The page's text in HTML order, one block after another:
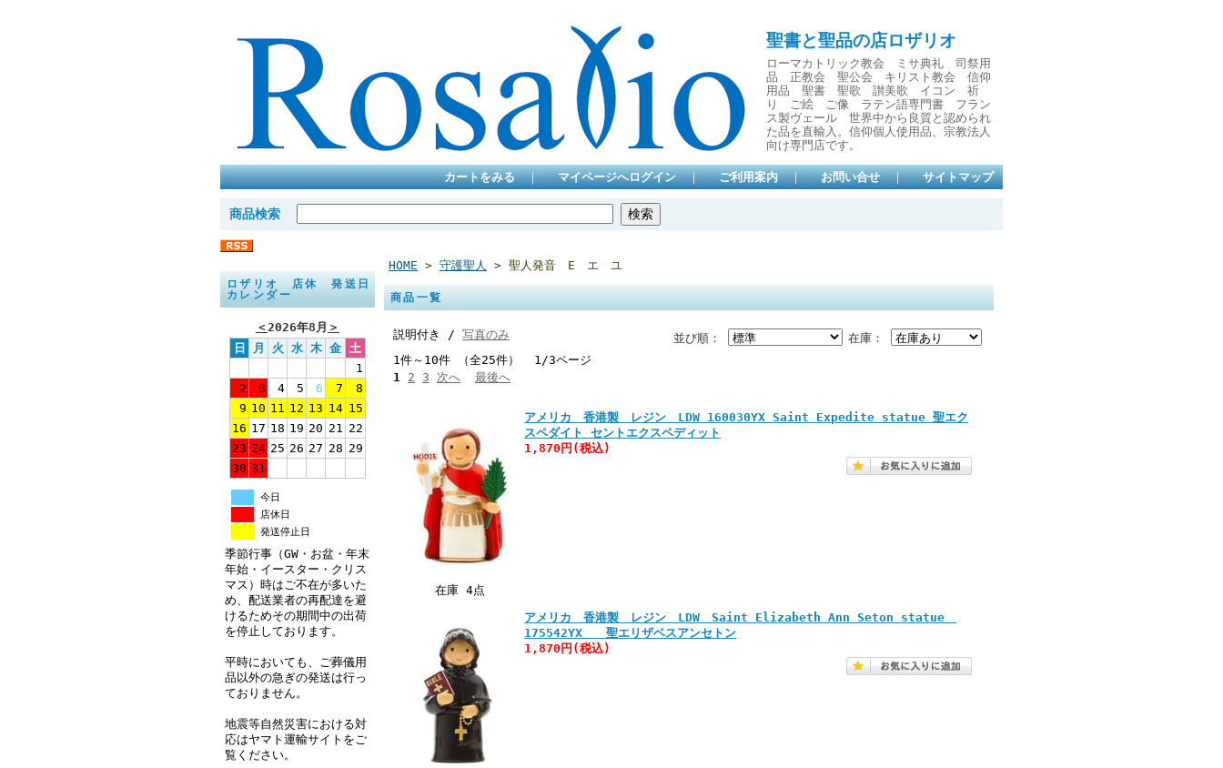
聖書と聖品の店ロザリオ
ローマカトリック教会 ミサ典礼 司祭用
品 正教会 聖公会 キリスト教会 信仰
用品 聖書 聖歌 讃美歌 イコン 祈
り ご絵 ご像 ラテン語専門書 フラン
ス製ヴェール 世界中から良質と認められ
た品を直輸入。信仰個人使用品、宗教法人
向け専門店です。
カートをみる ｜ マイページへログイン ｜ ご利用案内 ｜ お問い合せ ｜ サイトマップ
商品検索
ロザリオ 店休 発送日
カレンダー
＜2026年8月 ＞
日
月 火 水 木 金 土
1
2
3 4 5 6 7
8
9 10 11 12 13 14 15
16 17 18 19 20 21 22
23 24 25 26 27 28 29
30 31
今日
店休日
発送停止日
季節行事（GW・お盆・年末
年始・イースター・クリス
マス）時はご不在が多いた
め、配送業者の再配達を避
けるためその期間中の出荷
を停止しております。
平時においても、ご葬儀用
品以外の急ぎの発送は行っ
ておりません。
地震等自然災害における対
応はヤマト運輸サイトをご
覧ください。
HOME > 守護聖人 > 聖人発音 E エ ユ
商品一覧
在庫：
並び順：
説明付き / 写真のみ
1件～10件 （全25件） 1/3ページ
1 2 3 次へ 最後へ
在庫 4点
アメリカ 香港製 レジン LDW 160030YX Saint Expedite statue 聖エク
スペダイト セントエクスペディット
1,870円 (税込)
アメリカ 香港製 レジン LDW Saint Elizabeth Ann Seton statue
175542YX 聖エリザベスアンセトン
1,870円 (税込)